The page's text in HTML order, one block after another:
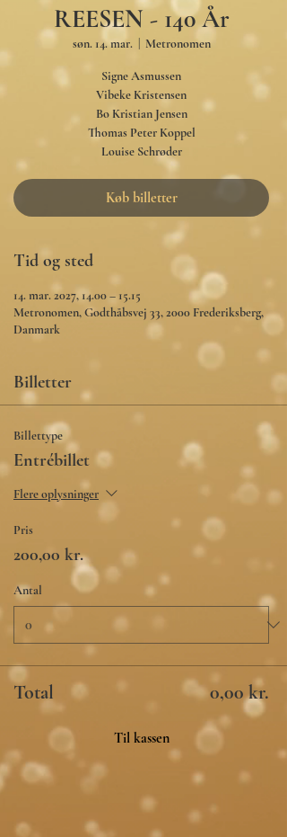
REESEN - 140 År
søn. 14. mar.
  |
Metronomen
Signe Asmussen
Vibeke Kristensen
Bo Kristian Jensen
Thomas Peter Koppel
Louise Schrøder
Køb billetter
Tid og sted
14. mar. 2027, 14.00 – 15.15
Metronomen, Godthåbsvej 33, 2000 Frederiksberg,
Danmark
Billetter
Billettype
Entrébillet
Flere oplysninger
Pris
200,00 kr.
Antal
Total 0,00 kr.
Til kassen